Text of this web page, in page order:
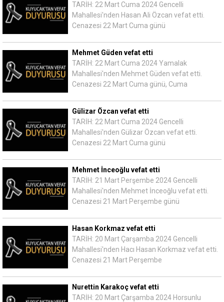
TARİH: 22 Mart Cuma 2024 Gencelli
Mahallesi'nden Hasan Ali Özcan vefat etti.
Cenazesi 22 Mart Cuma günü
Mehmet Güden vefat etti
TARİH: 22 Mart Cuma 2024 Yamalak
Mahallesi'nden Mehmet Güden vefat etti.
Cenazesi 22 Mart Cuma günü, Cuma
Gülizar Özcan vefat etti
TARİH: 22 Mart Cuma 2024 Gencelli
Mahallesi'nden Gülizar Özcan vefat etti.
Cenazesi 22 Mart Cuma günü
Mehmet İnceoğlu vefat etti
TARİH: 21 Mart Perşembe 2024 Gencelli
Mahallesi'nden Mehmet İnceoğlu vefat etti.
Cenazesi 21 Mart Perşembe günü
Hasan Korkmaz vefat etti
TARİH: 20 Mart Çarşamba 2024 Gencelli
Mahallesi'nden Hacı Hasan Korkmaz vefat etti.
Cenazesi 21 Mart Perşembe
Nurettin Karakoç vefat etti
TARİH: 20 Mart Çarşamba 2024 Horsunlu